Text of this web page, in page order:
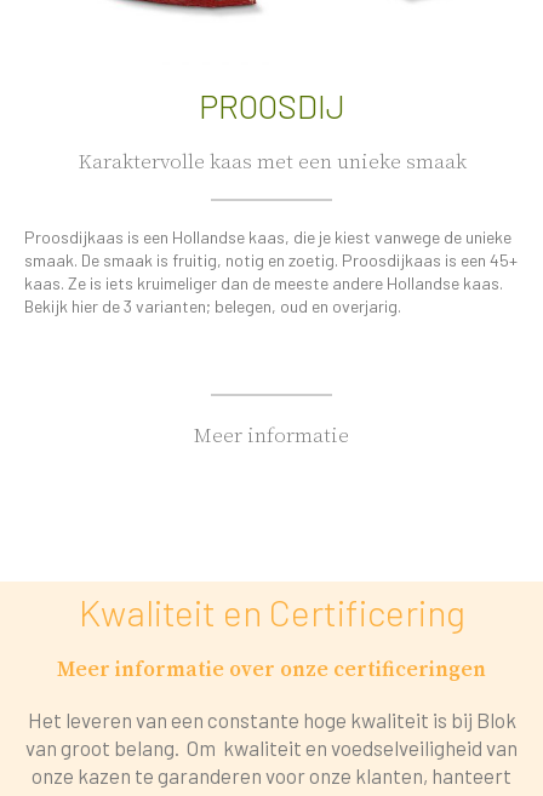
PROOSDIJ
Karaktervolle kaas met een unieke smaak
Proosdijkaas is een Hollandse kaas, die je kiest vanwege de unieke
smaak. De smaak is fruitig, notig en zoetig. Proosdijkaas is een 45+
kaas. Ze is iets kruimeliger dan de meeste andere Hollandse kaas.
Bekijk hier de 3 varianten; belegen, oud en overjarig.
Meer informatie
Kwaliteit en Certificering
Meer informatie over onze certificeringen
Het leveren van een constante hoge kwaliteit is bij Blok
van groot belang. Om kwaliteit en voedselveiligheid van
onze kazen te garanderen voor onze klanten, hanteert